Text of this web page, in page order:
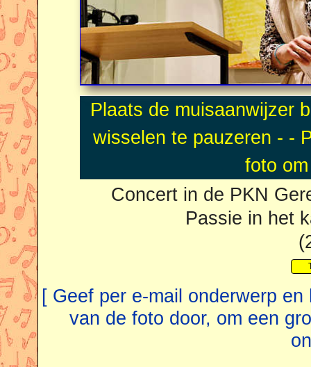
Concert in de PKN
Passie in het